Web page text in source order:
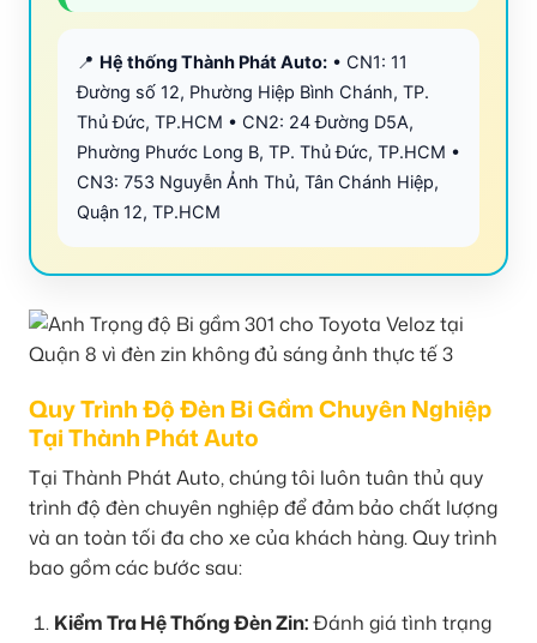
📍 Hệ thống Thành Phát Auto: • CN1: 11
Đường số 12, Phường Hiệp Bình Chánh, TP.
Thủ Đức, TP.HCM • CN2: 24 Đường D5A,
Phường Phước Long B, TP. Thủ Đức, TP.HCM •
CN3: 753 Nguyễn Ảnh Thủ, Tân Chánh Hiệp,
Quận 12, TP.HCM
Quy Trình Độ Đèn Bi Gầm Chuyên Nghiệp
Tại Thành Phát Auto
Tại Thành Phát Auto, chúng tôi luôn tuân thủ quy
trình độ đèn chuyên nghiệp để đảm bảo chất lượng
và an toàn tối đa cho xe của khách hàng. Quy trình
bao gồm các bước sau:
Kiểm Tra Hệ Thống Đèn Zin:Đánh giá tình trạng